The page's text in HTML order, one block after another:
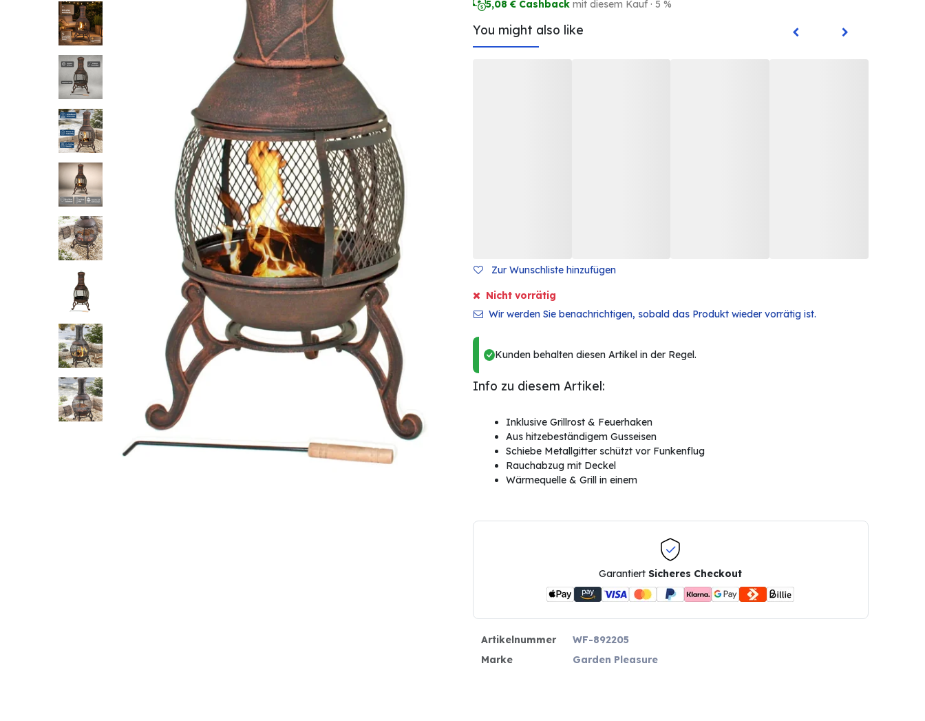
5,08 € Cashback mit diesem Kauf · 5 %
You might also like
Zur Wunschliste hinzufügen
Nicht vorrätig
Wir werden Sie benachrichtigen, sobald das Produkt wieder vorrätig ist.
Kunden behalten diesen Artikel in der Regel.
Info zu diesem Artikel:
Inklusive Grillrost & Feuerhaken
Aus hitzebeständigem Gusseisen
Schiebe Metallgitter schützt vor Funkenflug
Rauchabzug mit Deckel
Wärmequelle & Grill in einem
GarantiertSicheres Checkout
Artikelnummer
WF-892205
Marke
Garden Pleasure